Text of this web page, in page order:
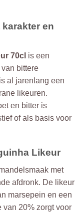
en
70cl is een
bittere
al jarenlang een
likeuren.
en bitter is
of als basis voor
Likeur
met
afdronk. De likeur
marsepein en een
20% zorgt voor